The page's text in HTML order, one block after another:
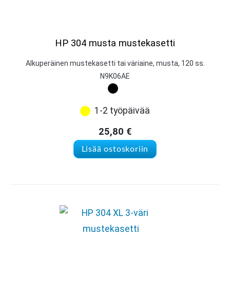
HP 304 musta mustekasetti
Alkuperäinen mustekasetti tai väriaine, musta, 120 ss.
N9K06AE
1-2 työpäivää
25,80 €
Lisää ostoskoriin